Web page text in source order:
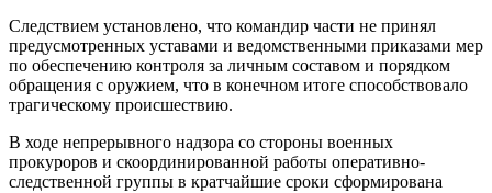
Следствием установлено, что командир части не принял
предусмотренных уставами и ведомственными приказами мер
по обеспечению контроля за личным составом и порядком
обращения с оружием, что в конечном итоге способствовало
трагическому происшествию.
В ходе непрерывного надзора со стороны военных
прокуроров и скоординированной работы оперативно-
следственной группы в кратчайшие сроки сформирована